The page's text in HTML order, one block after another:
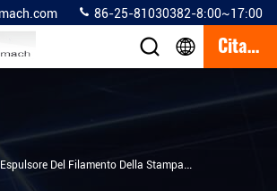
86-25-81030382-8:00~17:00
Citazione
Espulsore Del Filamento Della Stampante 3D